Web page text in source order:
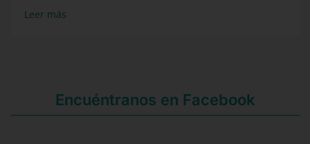
Leer más
Encuéntranos en Facebook